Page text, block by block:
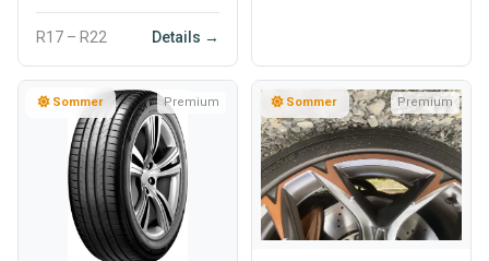
R17 – R22 Details →
Sommer Premium Sommer Premium